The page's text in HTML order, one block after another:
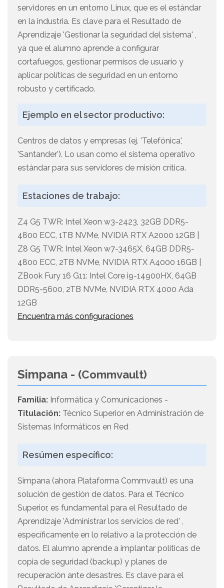
servidores en un entorno Linux, que es el estándar
en la industria. Es clave para el Resultado de
Aprendizaje 'Gestionar la seguridad del sistema' ,
ya que el alumno aprende a configurar
cortafuegos, gestionar permisos de usuario y
aplicar políticas de seguridad en un entorno
robusto y certificado.
Ejemplo en el sector productivo:
Centros de datos y empresas (ej. 'Telefónica',
'Santander'). Lo usan como el sistema operativo
estándar para sus servidores de misión crítica.
Estaciones de trabajo:
Z4 G5 TWR: Intel Xeon w3-2423, 32GB DDR5-
4800 ECC, 1TB NVMe, NVIDIA RTX A2000 12GB |
Z8 G5 TWR: Intel Xeon w7-3465X, 64GB DDR5-
4800 ECC, 2TB NVMe, NVIDIA RTX A4000 16GB |
ZBook Fury 16 G11: Intel Core i9-14900HX, 64GB
DDR5-5600, 2TB NVMe, NVIDIA RTX 4000 Ada
12GB
Encuentra más configuraciones
Simpana - (Commvault)
Familia: Informática y Comunicaciones -
Titulación: Técnico Superior en Administración de
Sistemas Informáticos en Red
Resúmen específico:
Simpana (ahora Plataforma Commvault) es una
solución de gestión de datos. Para el Técnico
Superior, es fundamental para el Resultado de
Aprendizaje 'Administrar los servicios de red' ,
específicamente en lo relativo a la protección de
datos. El alumno aprende a implantar políticas de
copia de seguridad (backup) y planes de
recuperación ante desastres. Es clave para el